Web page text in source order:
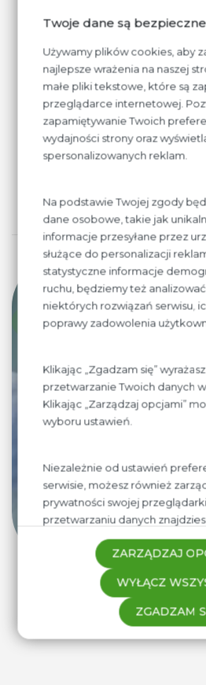
Twoje dane są bezpieczne
Używamy plików cookies, aby
najlepsze wrażenia na naszej
małe pliki tekstowe, które są
przeglądarce internetowej.
zapamiętywanie Twoich
wydajności strony oraz
spersonalizowanych reklam.
Na podstawie Twojej zgody
dane osobowe, takie jak
informacje przesyłane przez
służące do personalizacji
statystyczne informacje
ruchu, będziemy też
niektórych rozwiązań serwisu,
poprawy zadowolenia
Klikając „Zgadzam się”
przetwarzanie Twoich danych
Klikając „Zarządzaj opcjami”
wyboru ustawień.
Niezależnie od ustawień
serwisie, możesz również
prywatności swojej
przetwarzaniu danych
prywatności.
ZARZĄDZAJ
WYŁĄCZ
ZGADZAM
Jeżeli prowadzisz sklep lub
aby produkty firmy BioLife
warunki
SPRAWDŹ OFERTĘ